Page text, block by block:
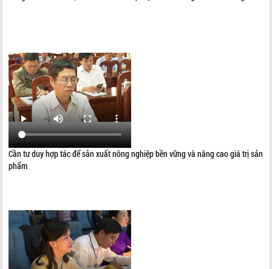
Cần tư duy hợp tác để sản xuất nông nghiệp bền vững và nâng cao giá trị sản
phẩm